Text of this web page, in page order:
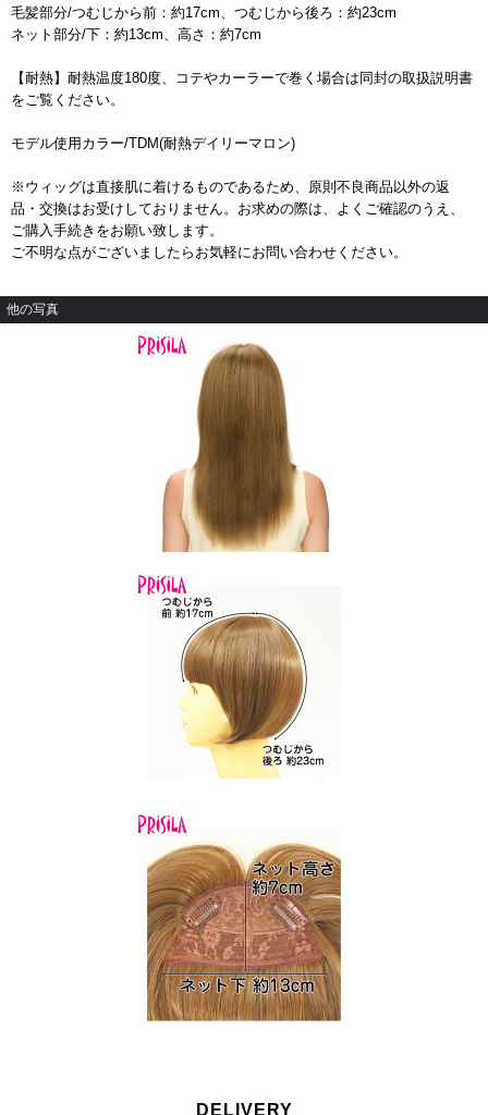
毛髪部分/つむじから前：約17cm、つむじから後ろ：約23cm
ネット部分/下：約13cm、高さ：約7cm
【耐熱】耐熱温度180度、コテやカーラーで巻く場合は同封の取扱説明書
をご覧ください。
モデル使用カラー/TDM(耐熱デイリーマロン)
※ウィッグは直接肌に着けるものであるため、原則不良商品以外の返
品・交換はお受けしておりません。お求めの際は、よくご確認のうえ、
ご購入手続きをお願い致します。
ご不明な点がございましたらお気軽にお問い合わせください。
他の写真
DELIVERY